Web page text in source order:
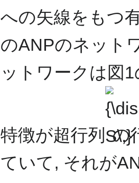
への矢線をもつ
のANPのネット
ットワークは図
特徴が超行列
S\,}
の
ていて, それが